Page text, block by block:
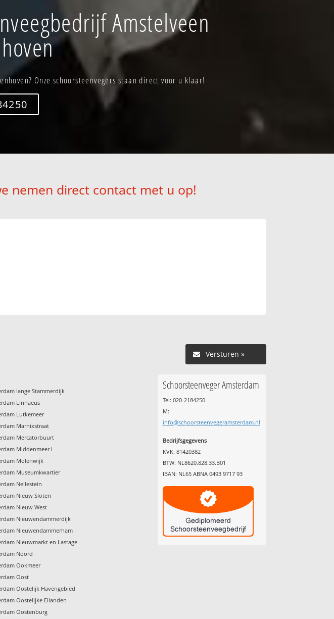
Amstelveen
Onze schoorsteenvegers staan direct voor u klaar!
nemen direct contact met u op!
Versturen »
lange Stammerdijk
Linnaeus
Lutkemeer
Marnixstraat
Mercatorbuurt
Middenmeer I
Molenwijk
Museumkwartier
Nellestein
Nieuw Sloten
Nieuw West
Nieuwendammerdijk
Nieuwendammerham
Nieuwmarkt en Lastage
Noord
Ookmeer
Oost
Oostelijk Havengebied
Oostelijke Eilanden
Oostenburg
Schoorsteenveger Amsterdam
Tel: 020-2184250
M:
info@schoorsteenvegeramsterdam.nl
Bedrijfsgegevens
KVK: 81420382
BTW: NL8620.828.33.B01
IBAN: NL65 ABNA 0493 9717 93